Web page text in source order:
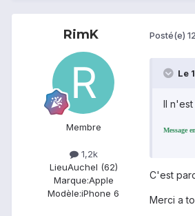
RimK
Membre
1,2k
LieuAuchel (62)
Marque:Apple
Modèle:iPhone 6
Posté(e)
Le
Il
Message
C'est
Merci a